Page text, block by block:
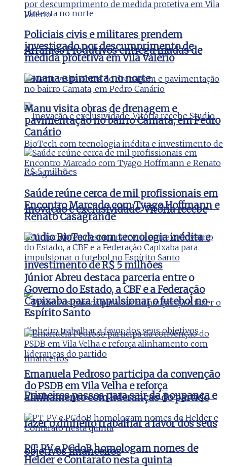
Arranjos Produtivos entrega mudas de
banana e pimenta no norte
Inovação e exclusividade: Vitória recebe
Studio BioTech com tecnologia inédita e
investimento de R$ 5 milhões
Primeiros passos para sair da poupança e
fazer o dinheiro trabalhar a favor dos seus
objetivos financeiros
Policiais civis e militares prendem
investigado por descumprimento de
medida protetiva em Vila Valério
Manu visita obras de drenagem e
pavimentação no bairro Camata, em Pedro
Canário
Saúde reúne cerca de mil profissionais em
Encontro Marcado com Tyago Hoffmann e
Renato Casagrande
Júnior Abreu destaca parceria entre o
Governo do Estado, a CBF e a Federação
Capixaba para impulsionar o futebol no
Espírito Santo
Emanuela Pedroso participa da convenção
do PSDB em Vila Velha e reforça
alinhamento com lideranças do partido
PT, PV e PCdoB homologam nomes de
Helder e Contarato nesta quinta